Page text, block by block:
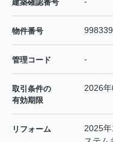
建築確認番号
物件番号
管理コード -
取引条件の
有効期限
2026
リフォーム
2025